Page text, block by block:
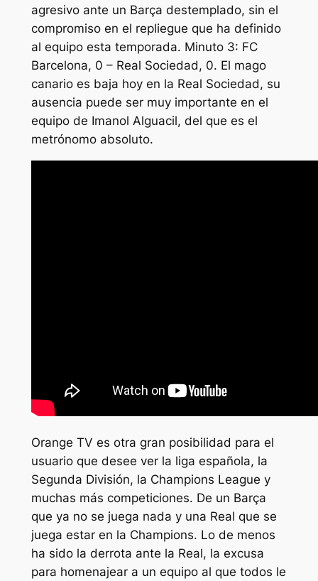
agresivo ante un Barça destemplado, sin el
compromiso en el repliegue que ha definido
al equipo esta temporada. Minuto 3: FC
Barcelona, 0 – Real Sociedad, 0. El mago
canario es baja hoy en la Real Sociedad, su
ausencia puede ser muy importante en el
equipo de Imanol Alguacil, del que es el
metrónomo absoluto.
Orange TV es otra gran posibilidad para el
usuario que desee ver la liga española, la
Segunda División, la Champions League y
muchas más competiciones. De un Barça
que ya no se juega nada y una Real que se
juega estar en la Champions. Lo de menos
ha sido la derrota ante la Real, la excusa
para homenajear a un equipo al que todos le